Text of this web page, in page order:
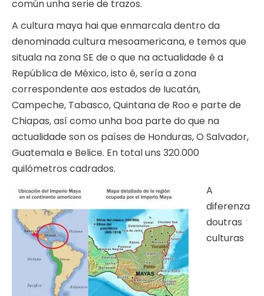
común unha serie de trazos.
A cultura maya hai que enmarcala dentro da
denominada cultura mesoamericana, e temos que
situala na zona SE de o que na actualidade é a
República de México, isto é, sería a zona
correspondente aos estados de Iucatán,
Campeche, Tabasco, Quintana de Roo e parte de
Chiapas, así como unha boa parte do que na
actualidade son os países de Honduras, O Salvador,
Guatemala e Belice. En total uns 320.000
quilómetros cadrados.
A
diferenza
doutras
culturas